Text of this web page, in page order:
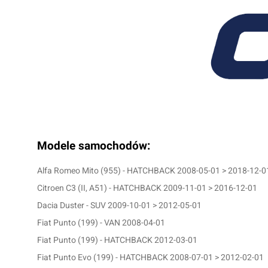
Modele samochodów:
Alfa Romeo Mito (955) - HATCHBACK 2008-05-01 > 2018-12-
Citroen C3 (II, A51) - HATCHBACK 2009-11-01 > 2016-12-01
Dacia Duster - SUV 2009-10-01 > 2012-05-01
Fiat Punto (199) - VAN 2008-04-01
Fiat Punto (199) - HATCHBACK 2012-03-01
Fiat Punto Evo (199) - HATCHBACK 2008-07-01 > 2012-02-01